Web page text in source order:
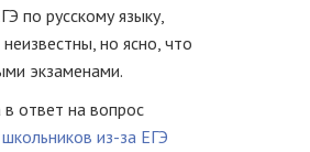
по русскому языку,
но ясно, что
экзаменами.
ответ на вопрос
из-за ЕГЭ